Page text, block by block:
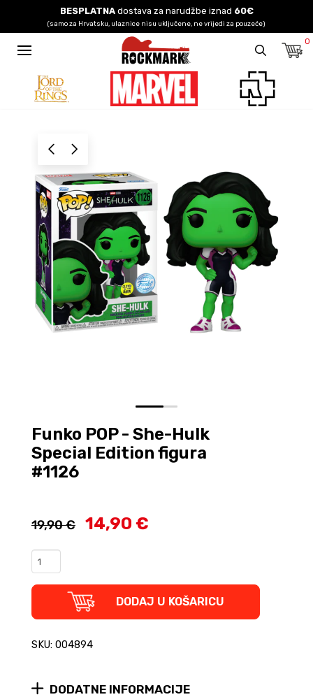
BESPLATNAdostava za narudžbe iznad 60€
(samo za Hrvatsku, ulaznice nisu uključene, ne vrijedi za pouzeće)
0
0 1
Funko POP - She-Hulk
Special Edition figura
#1126
19,90 € 14,90 €
-
Edition
quantity
DODAJ U KOŠARICU
SKU: 004894
DODATNE INFORMACIJE